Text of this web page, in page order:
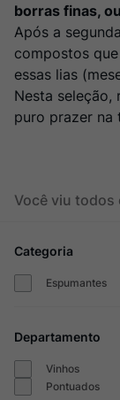
borras finas,
Após a
compostos
essas lias
Nesta seleção,
puro prazer na
Você viu todos
Categoria
Espumantes
Departamento
Vinhos
Pontuados